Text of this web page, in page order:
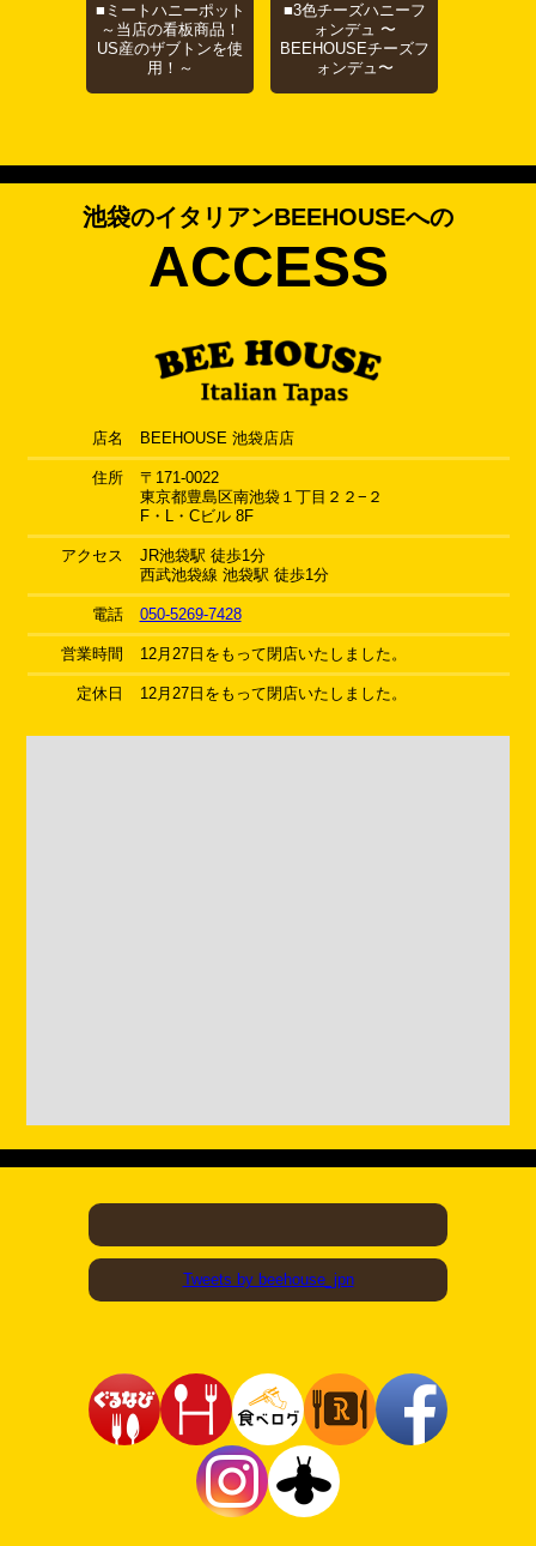
■ミートハニーポット
～当店の看板商品！
US産のザブトンを使
用！～
■3色チーズハニーフ
ォンデュ 〜
BEEHOUSEチーズフ
ォンデュ〜
池袋のイタリアンBEEHOUSEへの
ACCESS
店名 BEEHOUSE 池袋店店
住所
〒171-0022
東京都豊島区南池袋１丁目２２−２
F・L・Cビル 8F
アクセス
JR池袋駅 徒歩1分
西武池袋線 池袋駅 徒歩1分
電話 050-5269-7428
営業時間 12月27日をもって閉店いたしました。
定休日 12月27日をもって閉店いたしました。
Tweets by beehouse_jpn